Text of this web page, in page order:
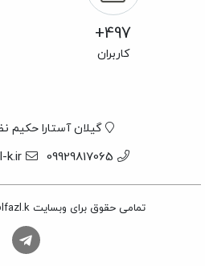
497+
کاربران
گیلان آستارا حکیم
09929817065
k.ir
تمامی حقوق برای وبسایت Abolfazl.k محفوظ می باشد.